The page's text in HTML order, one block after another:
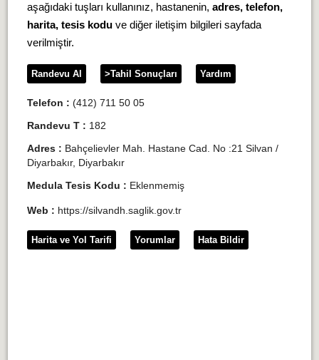
aşağıdaki tuşları kullanınız, hastanenin, adres, telefon,
harita, tesis koduve diğer iletişim bilgileri sayfada
verilmiştir.
Randevu Al >Tahil Sonuçları Yardım
Telefon : (412) 711 50 05
Randevu T : 182
Adres : Bahçelievler Mah. Hastane Cad. No :21 Silvan /
Diyarbakır, Diyarbakır
Medula Tesis Kodu : Eklenmemiş
Web : https://silvandh.saglik.gov.tr
Harita ve Yol Tarifi Yorumlar Hata Bildir